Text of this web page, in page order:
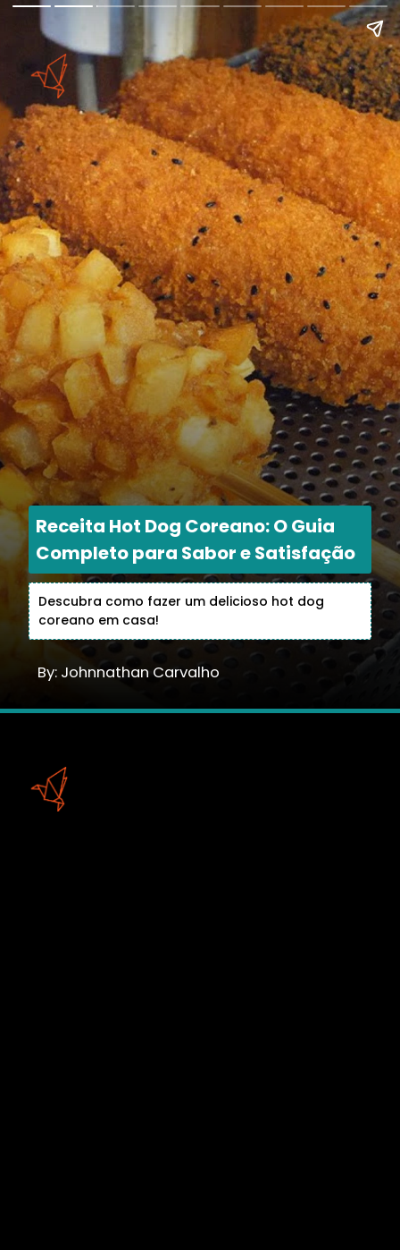
Receita Hot Dog Coreano: O Guia
Completo para Sabor e Satisfação
Descubra como fazer um delicioso hot dog
coreano em casa!
By: Johnnathan Carvalho